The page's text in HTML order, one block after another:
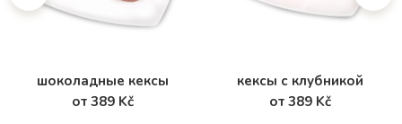
шоколадные кексы
от 389 Kč
кексы с клубникой
от 389 Kč